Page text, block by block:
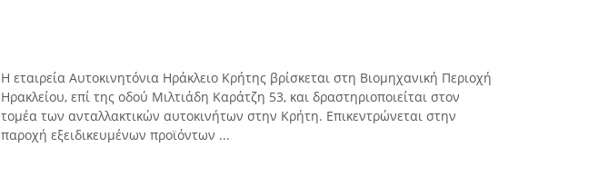
Η εταιρεία Αυτοκινητόνια Ηράκλειο Κρήτης βρίσκεται στη Βιομηχανική Περιοχή
Ηρακλείου, επί της οδού Μιλτιάδη Καράτζη 53, και δραστηριοποιείται στον
τομέα των ανταλλακτικών αυτοκινήτων στην Κρήτη. Επικεντρώνεται στην
παροχή εξειδικευμένων προϊόντων ...